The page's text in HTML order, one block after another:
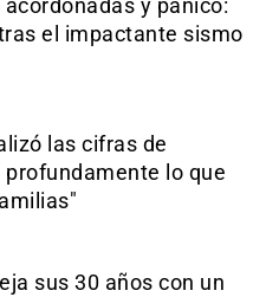
y pánico:
el impactante sismo
las cifras de
lo que
sus 30 años con un